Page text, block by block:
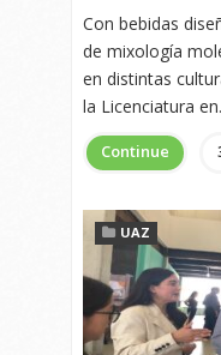
Con bebidas
de mixología
en distintas
la Licenciatura
Continue
UAZ